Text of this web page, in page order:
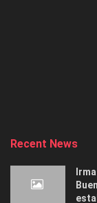
Recent News